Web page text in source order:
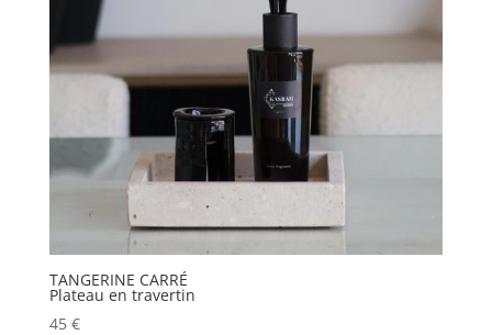
TANGERINE CARRÉ
Plateau en travertin
45 €